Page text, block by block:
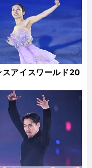
アイスワールド20